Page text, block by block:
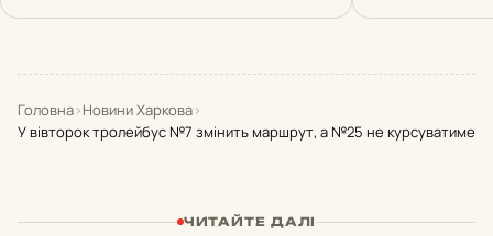
Головна›Новини Харкова›
У вівторок тролейбус №7 змінить маршрут, а №25 не курсуватиме
ЧИТАЙТЕ ДАЛІ